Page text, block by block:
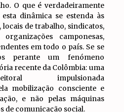
O que é verdadeiramente
dinâmica se estenda às
locais de trabalho, sindicatos,
camponesas,
em todo o país. Se se
perante um fenómeno
recente da Colômbia: uma
impulsionada
mobilização consciente e
e não pelas máquinas
de comunicação social.